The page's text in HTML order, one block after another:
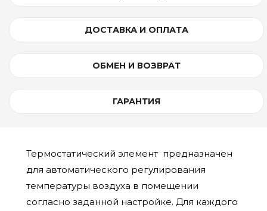
ДОСТАВКА И ОПЛАТА
ОБМЕН И ВОЗВРАТ
ГАРАНТИЯ
Термостатический элемент предназначен
для автоматического регулирования
температуры воздуха в помещении
согласно заданной настройке. Для каждого